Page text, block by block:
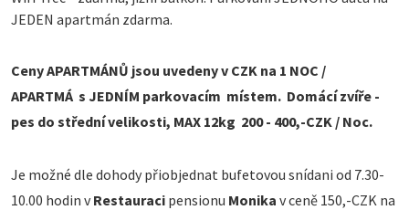
JEDEN apartmán zdarma.
Ceny APARTMÁNŮ jsou uvedeny v CZK na 1 NOC /
APARTMÁ s JEDNÍM parkovacím místem. Domácí zvíře -
pes do střední velikosti, MAX 12kg 200 - 400,-CZK / Noc.
Je možné dle dohody přiobjednat bufetovou snídani od 7.30-
10.00 hodin vRestauraci pensionu Monika v ceně 150,-CZK na